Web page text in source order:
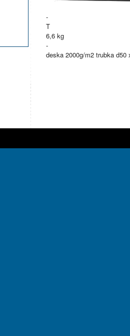
-
T
6,6 kg
-
deska 2000g/m2 trubka